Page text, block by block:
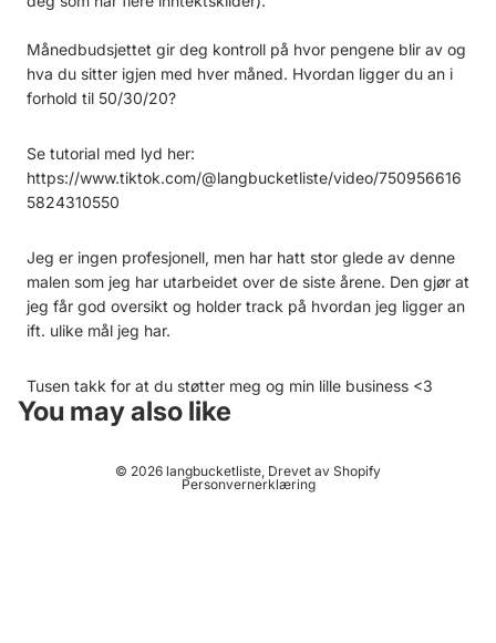
Månedbudsjettet gir deg kontroll på hvor pengene blir av og
hva du sitter igjen med hver måned. Hvordan ligger du an i
forhold til 50/30/20?
Se tutorial med lyd her:
https://www.tiktok.com/@langbucketliste/video/750956616
5824310550
Jeg er ingen profesjonell, men har hatt stor glede av denne
malen som jeg har utarbeidet over de siste årene. Den gjør at
jeg får god oversikt og holder track på hvordan jeg ligger an
ift. ulike mål jeg har.
Tusen takk for at du støtter meg og min lille business <3
You may also like
© 2026 langbucketliste, Drevet av Shopify
Personvernerklæring